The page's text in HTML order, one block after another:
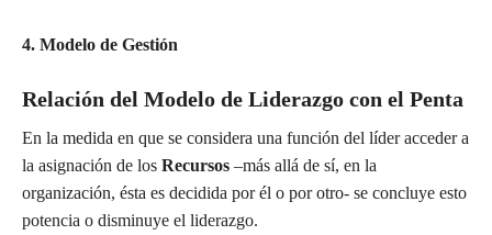
4. Modelo de Gestión
Relación del Modelo de Liderazgo con el Penta
En la medida en que se considera una función del líder acceder a
la asignación de los Recursos –más allá de sí, en la
organización, ésta es decidida por él o por otro- se concluye esto
potencia o disminuye el liderazgo.